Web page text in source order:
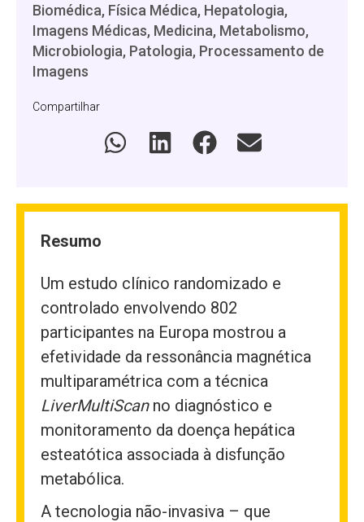
Biomédica, Física Médica, Hepatologia,
Imagens Médicas, Medicina, Metabolismo,
Microbiologia, Patologia, Processamento de
Imagens
Compartilhar
Resumo
Um estudo clínico randomizado e
controlado envolvendo 802
participantes na Europa mostrou a
efetividade da ressonância magnética
multiparamétrica com a técnica
LiverMultiScanno diagnóstico e
monitoramento da doença hepática
esteatótica associada à disfunção
metabólica.
A tecnologia não-invasiva – que